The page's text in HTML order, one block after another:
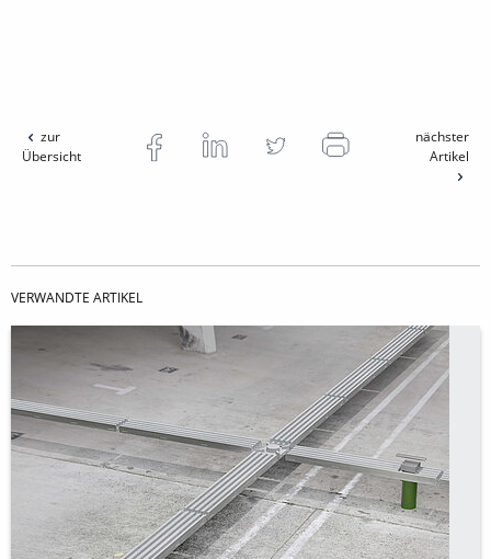
zur
Übersicht
nächster
Artikel
VERWANDTE ARTIKEL